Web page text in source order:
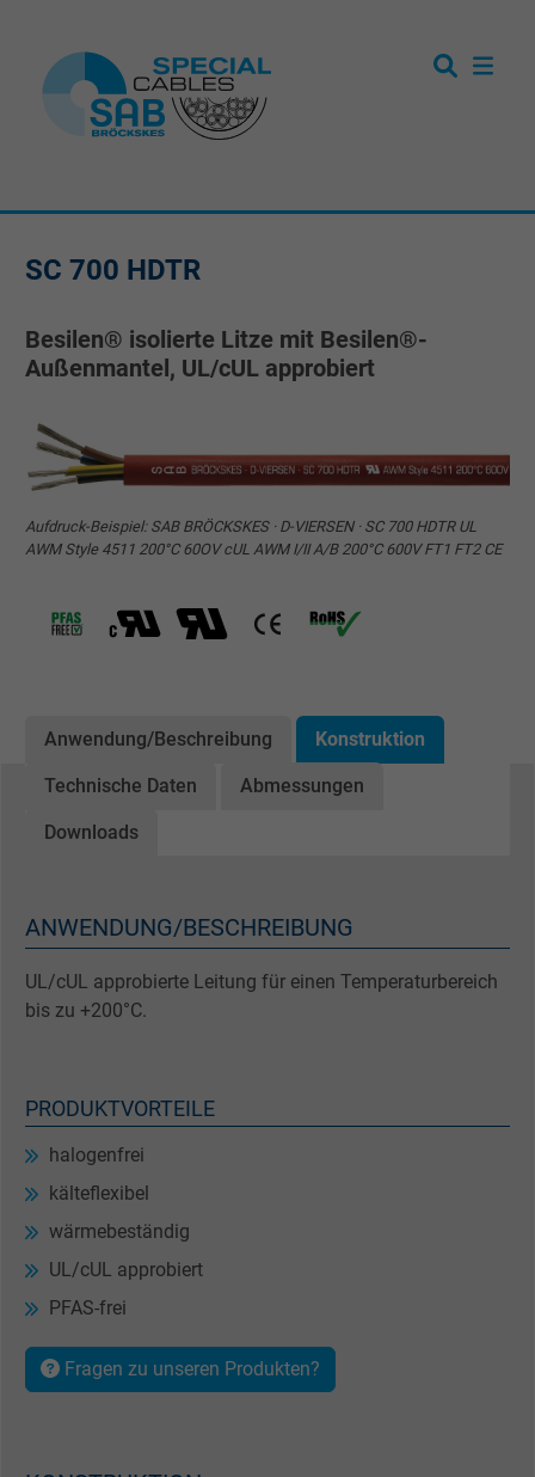
SC 700 HDTR
Besilen® isolierte Litze mit Besilen®-
Außenmantel, UL/cUL approbiert
Aufdruck-Beispiel: SAB BRÖCKSKES · D-VIERSEN · SC 700 HDTR UL
AWM Style 4511 200°C 60OV cUL AWM I/II A/B 200°C 600V FT1 FT2 CE
Anwendung/Beschreibung Konstruktion
Technische Daten Abmessungen
Downloads
ANWENDUNG/BESCHREIBUNG
UL/cUL approbierte Leitung für einen Temperaturbereich
bis zu +200°C.
PRODUKTVORTEILE
halogenfrei
kälteflexibel
wärmebeständig
UL/cUL approbiert
PFAS-frei
Fragen zu unseren Produkten?